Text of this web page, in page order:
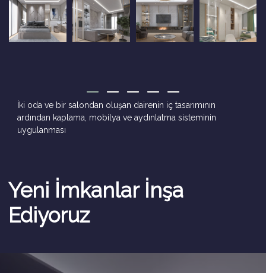
İki oda ve bir salondan oluşan dairenin iç tasarımının
ardından kaplama, mobilya ve aydınlatma sisteminin
uygulanması
Yeni İmkanlar İnşa
Ediyoruz